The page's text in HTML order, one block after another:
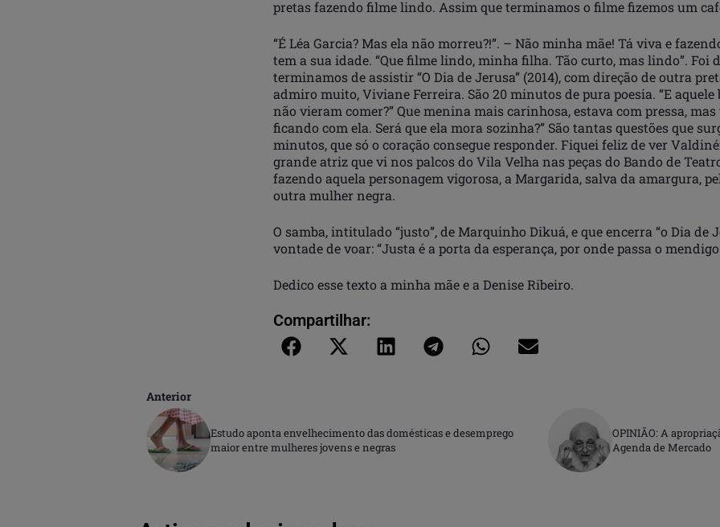
pretas fazendo filme lindo. Assim que terminamos o filme fizemos um
“É Léa Garcia? Mas ela não morreu?!”. – Não minha mãe! Tá viva e
tem a sua idade. “Que filme lindo, minha filha. Tão curto, mas lindo”. Foi
terminamos de assistir “O Dia de Jerusa” (2014), com direção de outra
admiro muito, Viviane Ferreira. São 20 minutos de pura poesia. “E aquele
não vieram comer?” Que menina mais carinhosa, estava com pressa,
ficando com ela. Será que ela mora sozinha?” São tantas questões que
minutos, que só o coração consegue responder. Fiquei feliz de ver
grande atriz que vi nos palcos do Vila Velha nas peças do Bando de
fazendo aquela personagem vigorosa, a Margarida, salva da amargura,
outra mulher negra.
O samba, intitulado “justo”, de Marquinho Dikuá, e que encerra “o Dia de
vontade de voar: “Justa é a porta da esperança, por onde passa o mendigo
Dedico esse texto a minha mãe e a Denise Ribeiro.
Compartilhar:
Anterior
Estudo aponta envelhecimento das domésticas e desemprego
maior entre mulheres jovens e negras
OPINIÃO: A
Agenda de Mercado